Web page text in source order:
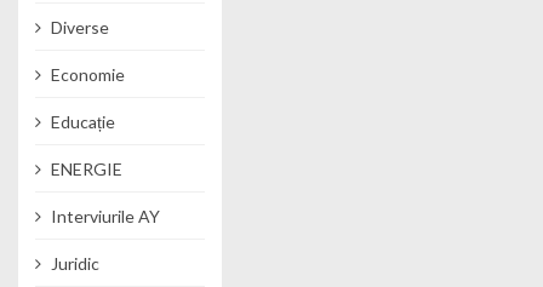
Diverse
Economie
Educație
ENERGIE
Interviurile AY
Juridic